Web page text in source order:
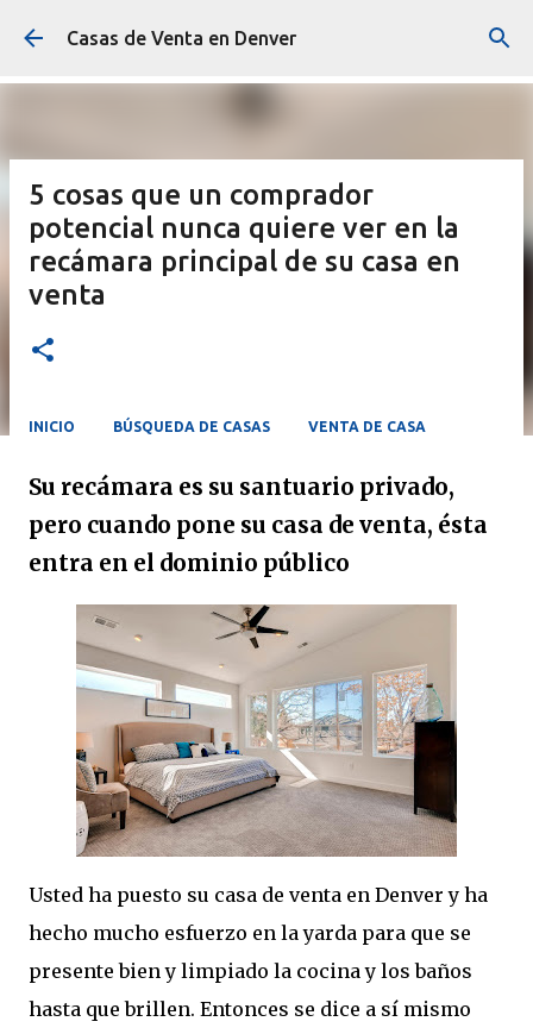
Ir al contenido principal
Casas de Venta en Denver
5 cosas que un comprador
potencial nunca quiere ver en la
recámara principal de su casa en
venta
INICIO BÚSQUEDA DE CASAS VENTA DE CASA
Su recámara es su santuario privado,
pero cuando pone su casa de venta, ésta
entra en el dominio público
Usted ha puesto su casa de venta en Denver y ha
hecho mucho esfuerzo en la yarda para que se
presente bien y limpiado la cocina y los baños
hasta que brillen. Entonces se dice a sí mismo